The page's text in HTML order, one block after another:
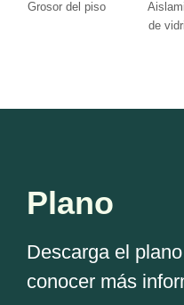
Grosor del piso
de
Plano
Descarga el
conocer más